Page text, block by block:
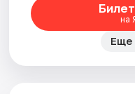
на
Еще